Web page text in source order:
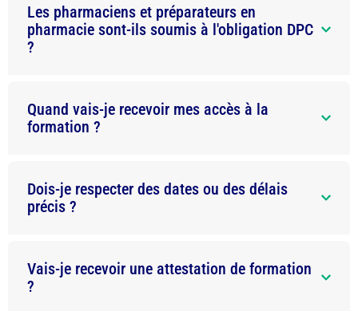
Les pharmaciens et préparateurs en
pharmacie sont-ils soumis à l'obligation DPC
?
Quand vais-je recevoir mes accès à la
formation ?
Dois-je respecter des dates ou des délais
précis ?
Vais-je recevoir une attestation de formation
?